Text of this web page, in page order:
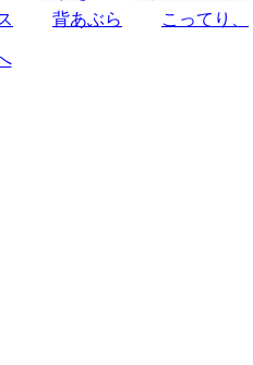
背あぶら こってり、